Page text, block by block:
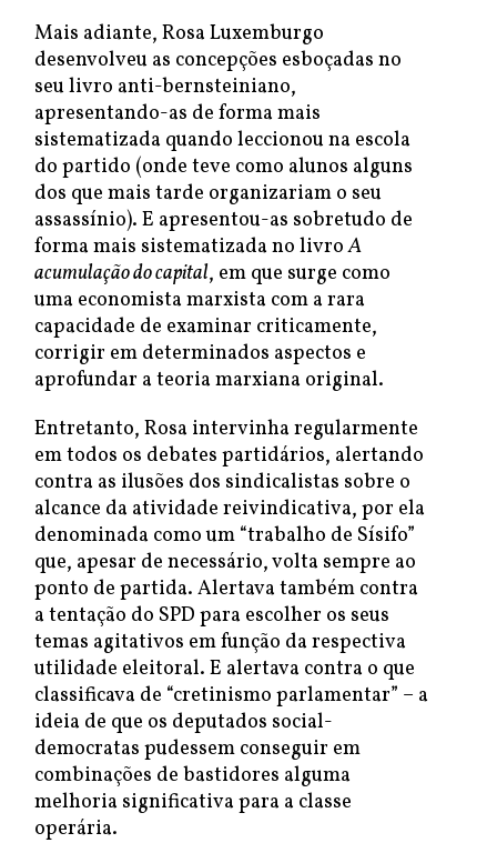
Mais adiante, Rosa Luxemburgo
desenvolveu as concepções esboçadas no
seu livro anti-bernsteiniano,
apresentando-as de forma mais
sistematizada quando leccionou na escola
do partido (onde teve como alunos alguns
dos que mais tarde organizariam o seu
assassínio). E apresentou-as sobretudo de
forma mais sistematizada no livroA
acumulação do capital, em que surge como
uma economista marxista com a rara
capacidade de examinar criticamente,
corrigir em determinados aspectos e
aprofundar a teoria marxiana original.
Entretanto, Rosa intervinha regularmente
em todos os debates partidários, alertando
contra as ilusões dos sindicalistas sobre o
alcance da atividade reivindicativa, por ela
denominada como um “trabalho de Sísifo”
que, apesar de necessário, volta sempre ao
ponto de partida. Alertava também contra
a tentação do SPD para escolher os seus
temas agitativos em função da respectiva
utilidade eleitoral. E alertava contra o que
classificava de “cretinismo parlamentar” – a
ideia de que os deputados social-
democratas pudessem conseguir em
combinações de bastidores alguma
melhoria significativa para a classe
operária.